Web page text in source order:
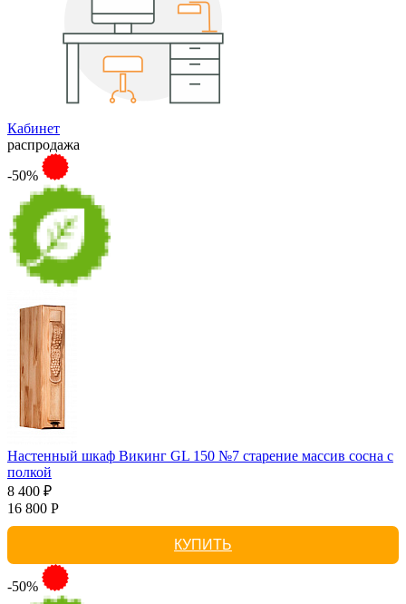
Кабинет
распродажа
-50%
Настенный шкаф Викинг GL 150 №7 старение массив сосна с
полкой
8 400 ₽
16 800 Р
КУПИТЬ
-50%